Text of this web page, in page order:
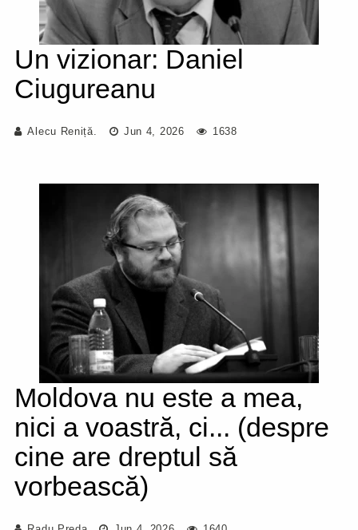
Un vizionar: Daniel
Ciugureanu
Alecu Reniță. Jun 4, 2026 1638
Moldova nu este a mea,
nici a voastră, ci... (despre
cine are dreptul să
vorbească)